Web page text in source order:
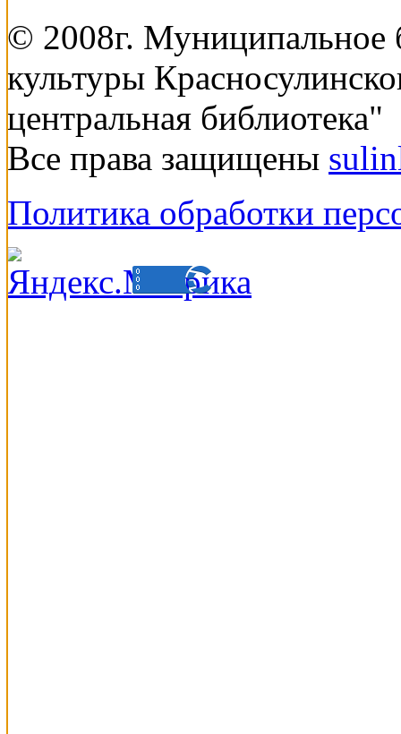
© 2008г. Муниципальное
культуры
центральная библиотека"
Все права защищены
Политика обработки